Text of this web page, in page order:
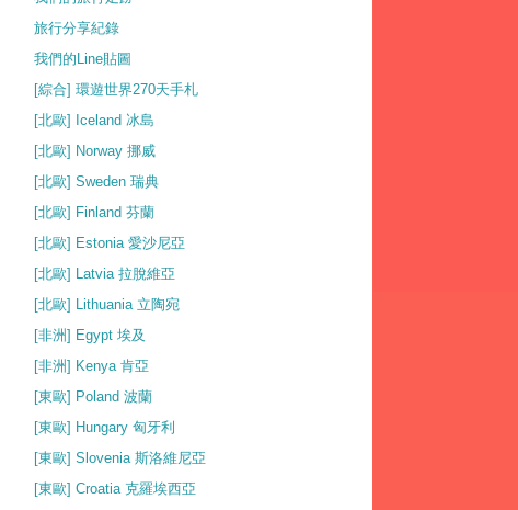
旅行分享紀錄
我們的Line貼圖
[綜合] 環遊世界270天手札
[北歐] Iceland 冰島
[北歐] Norway 挪威
[北歐] Sweden 瑞典
[北歐] Finland 芬蘭
[北歐] Estonia 愛沙尼亞
[北歐] Latvia 拉脫維亞
[北歐] Lithuania 立陶宛
[非洲] Egypt 埃及
[非洲] Kenya 肯亞
[東歐] Poland 波蘭
[東歐] Hungary 匈牙利
[東歐] Slovenia 斯洛維尼亞
[東歐] Croatia 克羅埃西亞